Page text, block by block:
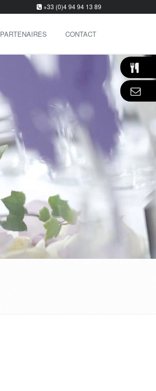
+33 (0)4 94 94 13 89
PARTENAIRES CONTACT